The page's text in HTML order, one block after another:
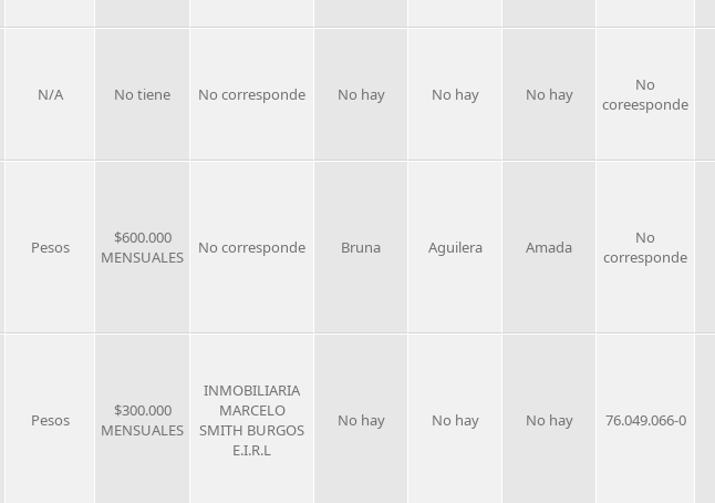
N/A No tiene No corresponde No hay No hay No hay
No
coreesponde
Pesos
$600.000
MENSUALES
No corresponde Bruna Aguilera Amada
No
corresponde
Pesos
$300.000
MENSUALES
INMOBILIARIA
MARCELO
SMITH BURGOS
E.I.R.L
No hay No hay No hay 76.049.066-0